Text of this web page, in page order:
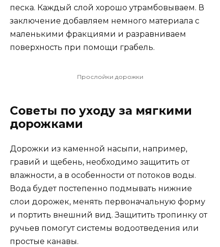
песка. Каждый слой хорошо утрамбовываем. В
заключение добавляем немного материала с
маленькими фракциями и разравниваем
поверхность при помощи грабель.
Прослойки дорожки
Советы по уходу за мягкими
дорожками
Дорожки из каменной насыпи, например,
гравий и щебень, необходимо защитить от
влажности, а в особенности от потоков воды.
Вода будет постепенно подмывать нижние
слои дорожек, менять первоначальную форму
и портить внешний вид. Защитить тропинку от
ручьев помогут системы водоотведения или
простые канавы.